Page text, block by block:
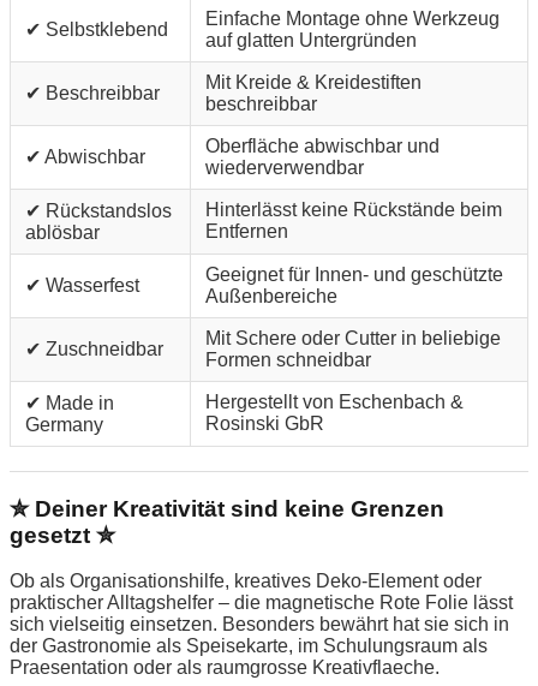
✔ Selbstklebend
Einfache Montage ohne Werkzeug
auf glatten Untergründen
✔ Beschreibbar
Mit Kreide & Kreidestiften
beschreibbar
✔ Abwischbar
Oberfläche abwischbar und
wiederverwendbar
✔ Rückstandslos
ablösbar
Hinterlässt keine Rückstände beim
Entfernen
✔ Wasserfest
Geeignet für Innen- und geschützte
Außenbereiche
✔ Zuschneidbar
Mit Schere oder Cutter in beliebige
Formen schneidbar
✔ Made in
Germany
Hergestellt von Eschenbach &
Rosinski GbR
✮ Deiner Kreativität sind keine Grenzen
gesetzt ✮
Ob als Organisationshilfe, kreatives Deko-Element oder
praktischer Alltagshelfer – die magnetische Rote Folie lässt
sich vielseitig einsetzen. Besonders bewährt hat sie sich in
der Gastronomie als Speisekarte, im Schulungsraum als
Praesentation oder als raumgrosse Kreativflaeche.